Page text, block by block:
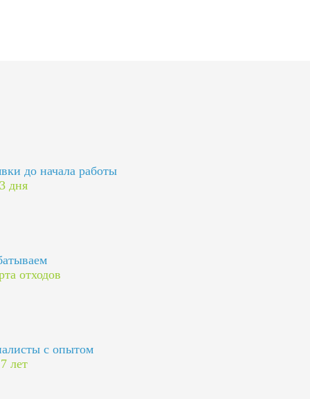
до начала работы
дня
отходов
с опытом
лет